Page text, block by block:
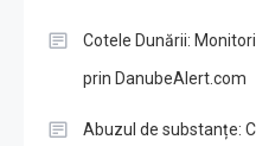
Cotele Dunării:
prin DanubeAlert.com
Abuzul de substanțe: